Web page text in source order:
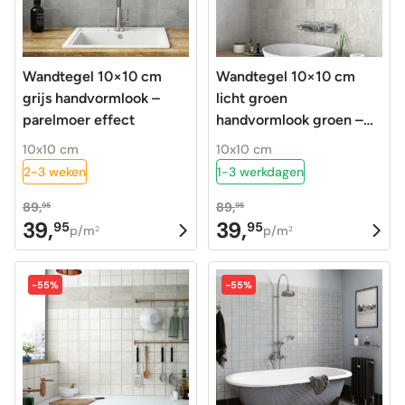
Wandtegel 10×10 cm
grijs handvormlook –
parelmoer effect
10x10 cm
2-3 weken
89,95
Oorspronkelijke
prijs
was:
89,95.
39,95
Huidige
prijs
is:
39,95.
p/m2
Wandtegel 10×10 cm
licht groen
handvormlook groen –
parelmoer effect
10x10 cm
1-3 werkdagen
89,95
Oorspronkelijke
prijs
was:
89,95.
39,95
Huidige
prijs
is:
39,95.
p/m2
-55% -55%